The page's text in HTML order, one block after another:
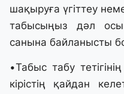
шақыруға үгіттеу
табысыңыз дәл
санына байланысты
​•​Табыс табу
кірістің қайдан